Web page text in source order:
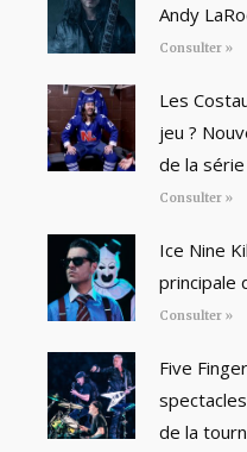
Andy
Consulter »
Les
jeu ?
de la
Consulter »
Ice Nine
principale
Consulter »
Five
de la